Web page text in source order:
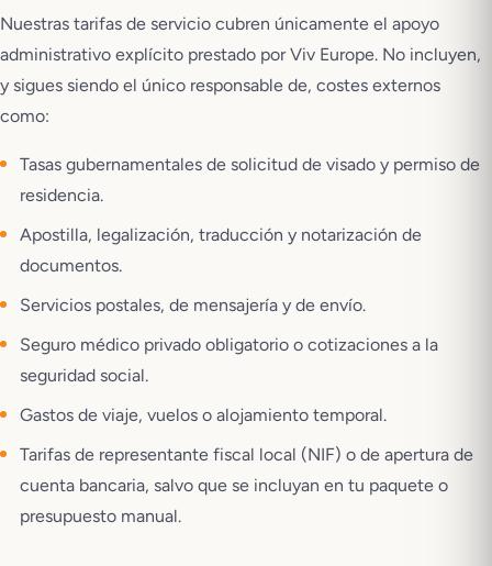
Nuestras tarifas de servicio cubren únicamente el apoyo
administrativo explícito prestado por Viv Europe. No incluyen,
y sigues siendo el único responsable de, costes externos
como:
Tasas gubernamentales de solicitud de visado y permiso de
residencia.
Apostilla, legalización, traducción y notarización de
documentos.
Servicios postales, de mensajería y de envío.
Seguro médico privado obligatorio o cotizaciones a la
seguridad social.
Gastos de viaje, vuelos o alojamiento temporal.
Tarifas de representante fiscal local (NIF) o de apertura de
cuenta bancaria, salvo que se incluyan en tu paquete o
presupuesto manual.